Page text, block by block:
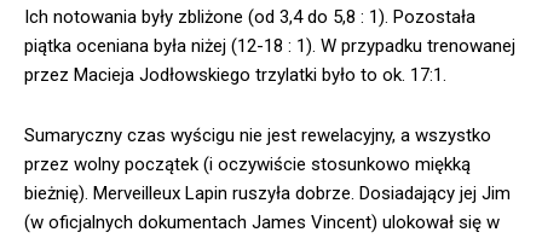
Ich notowania były zbliżone (od 3,4 do 5,8 : 1). Pozostała
piątka oceniana była niżej (12-18 : 1). W przypadku trenowanej
przez Macieja Jodłowskiego trzylatki było to ok. 17:1.
Sumaryczny czas wyścigu nie jest rewelacyjny, a wszystko
przez wolny początek (i oczywiście stosunkowo miękką
bieżnię). Merveilleux Lapin ruszyła dobrze. Dosiadający jej Jim
(w oficjalnych dokumentach James Vincent) ulokował się w